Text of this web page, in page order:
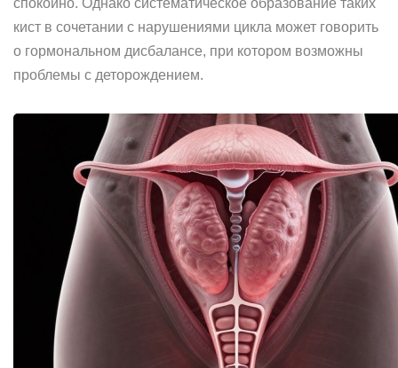
спокойно. Однако систематическое образование таких
кист в сочетании с нарушениями цикла может говорить
о гормональном дисбалансе, при котором возможны
проблемы с деторождением.